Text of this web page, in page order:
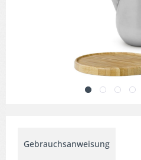
Gebrauchsanweisung